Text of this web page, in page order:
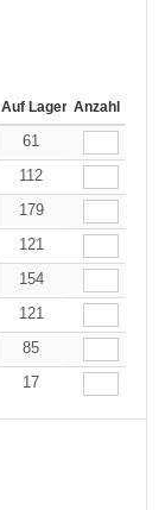
144-287 288 +
Auf Lager Anzahl
6.75
61
6.75
112
6.75
179
6.75
121
6.75
154
6.75
121
8.11
85
8.11
17